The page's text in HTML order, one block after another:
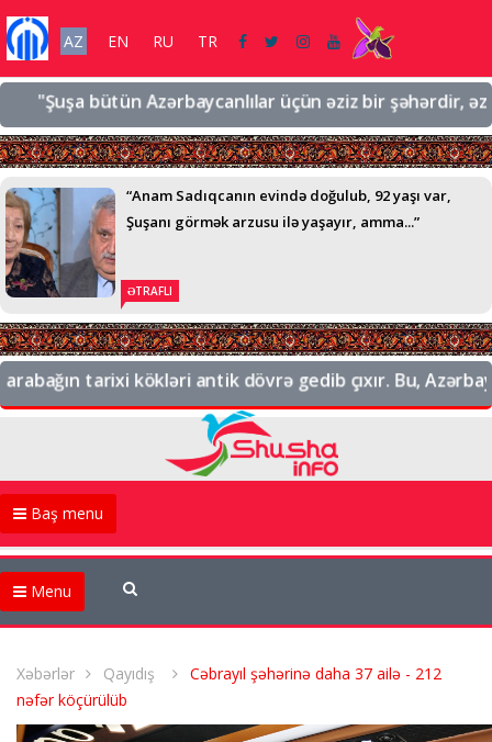
AZ EN RU TR
"Şuşa bütün Azərbaycanlılar üçün əziz bir şəhərdir,
“Anam Sadıqcanın evində doğulub, 92 yaşı var,
Şuşanı görmək arzusu ilə yaşayır, amma...”
ƏTRAFLI
tarixi kökləri antik dövrə gedib çıxır. Bu,
Baş menu
Menu
Xəbərlər Qayıdış
Cəbrayıl şəhərinə daha 37 ailə - 212
nəfər köçürülüb